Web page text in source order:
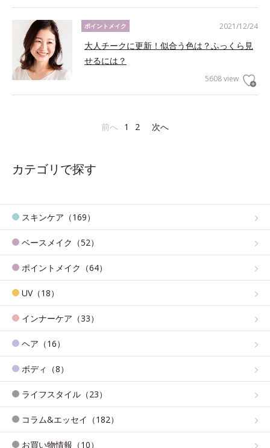
2021/12/24
ポイントメイク
大人チークに更新！似合う色は？ふっくら見
せるには？
5608 view
前へ 1 2 次へ
カテゴリで探す
スキンケア（169）
ベースメイク（52）
ポイントメイク（64）
UV（18）
インナーケア（33）
ヘア（16）
ボディ（8）
ライフスタイル（23）
コラム&エッセイ（182）
お買い物情報（10）